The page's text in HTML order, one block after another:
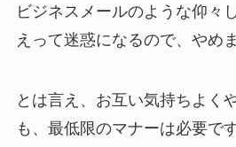
ビジネスメールのような仰々
えって迷惑になるので、やめ
とは言え、お互い気持ちよく
も、最低限のマナーは必要です